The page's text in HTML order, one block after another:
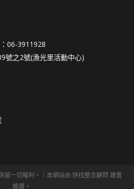
06-3911928
號之2號(漁光里活動中心)
一切權利。｜本網站由 快找整合顧問 建置
維護。